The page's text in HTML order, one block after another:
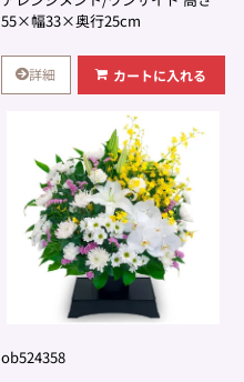
55×幅33×奥行25cm
詳細 カートに入れる
ob524358